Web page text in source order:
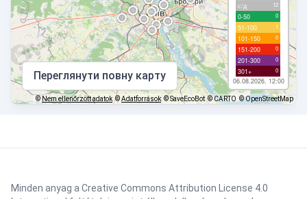
с/д 12
0-50 0
51-100 1
101-150 0
151-200 0
201-300 0
301+ 0
06.08.2026, 12:00
Переглянути повну карту
© Nem ellenőrzött adatok ©Adatforrások © SaveEcoBot © CARTO © OpenStreetMap
Minden anyag a Creative Commons Attribution License 4.0